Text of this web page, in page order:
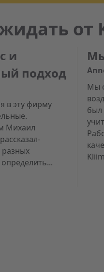
от
и
подход
в эту фирму
Михаил
Мы
был